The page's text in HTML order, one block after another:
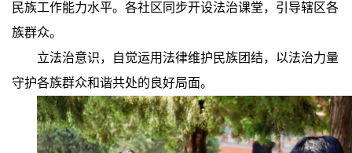
民族工作能力水平。各社区同步开设法治课堂，引导辖区各
族群众。
立法治意识，自觉运用法律维护民族团结，以法治力量
守护各族群众和谐共处的良好局面。